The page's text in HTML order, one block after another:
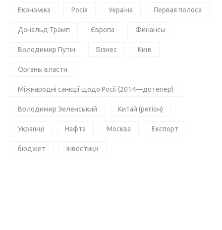
Економіка Росія Україна Первая полоса
Дональд Трамп Європа Финансы
Володимир Путін Бізнес Київ
Органы власти
Міжнародні санкції щодо Росії (2014—дотепер)
Володимир Зеленський Китай (регіон)
Українці Нафта Москва Експорт
бюджет Інвестиції